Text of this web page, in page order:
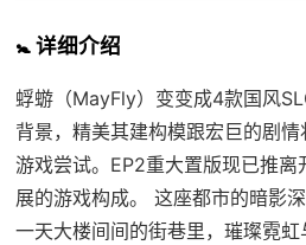
🚼 详细介绍
蜉蝣（MayFly）变变成4款国风
背景，精美其建构模跟宏巨的剧
游戏尝试。EP2重大置版现已推
展的游戏构成。 这座都市的暗影
一天大楼间间的街巷里，璀璨霓